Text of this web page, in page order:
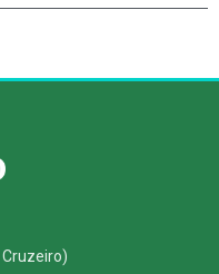
Cruzeiro)